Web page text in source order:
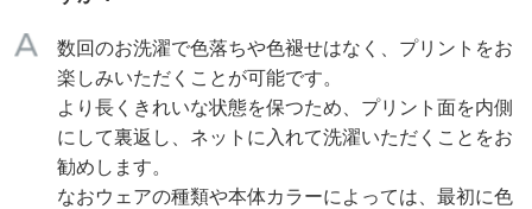
数回のお洗濯で色落ちや色褪せはなく、プリントをお
楽しみいただくことが可能です。
より長くきれいな状態を保つため、プリント面を内側
にして裏返し、ネットに入れて洗濯いただくことをお
勧めします。
なおウェアの種類や本体カラーによっては、最初に色